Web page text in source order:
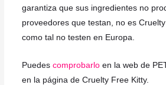
garantiza que sus ingredientes no
proveedores que testan, no es
como tal no testen en Europa.
Puedes comprobarloen la web de
en la página de Cruelty Free Kitty.